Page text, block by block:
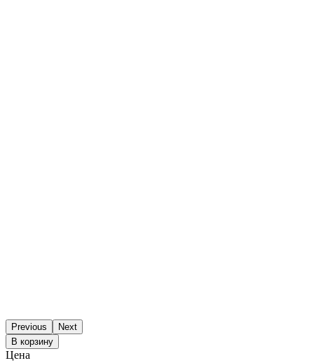
Previous
Next
В корзину
Цена